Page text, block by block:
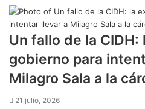
Un fallo de la
gobierno para
Milagro Sala a la
21 julio, 2026